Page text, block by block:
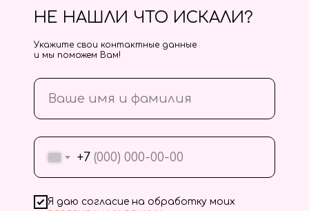
+7
Я даю согласие на обработку моих
НЕ НАШЛИ ЧТО ИСКАЛИ?
Укажите свои контактные данные
и мы поможем Вам!